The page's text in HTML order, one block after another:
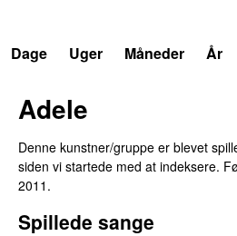
Dage
Uger Måneder År
Adele
Denne kunstner/gruppe er blevet
siden vi startede med at indeksere.
2011 .
Spillede sange